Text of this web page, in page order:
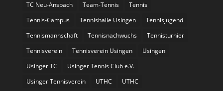
TC Neu-Anspach
Team-Tennis
Tennis
Tennis-Campus
Tennishalle Usingen
Tennisjugend
Tennismannschaft
Tennisnachwuchs
Tennisturnier
Tennisverein
Tennisverein Usingen
Usingen
Usinger TC
Usinger Tennis Club e.V.
Usinger Tennisverein
UTHC UTHC